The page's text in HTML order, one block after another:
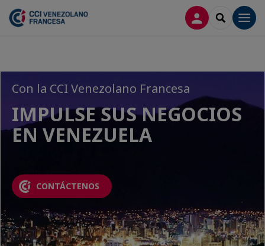
CONECTARSE
SEARCH
Con la CCI Venezolano Francesa
IMPULSE SUS NEGOCIOS
EN VENEZUELA
CONTÁCTENOS